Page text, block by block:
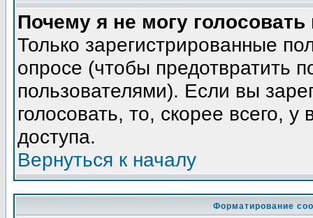
Почему я не могу голосовать
Только зарегистрированные
опросе (чтобы предотвратить
пользователями). Если вы
голосовать, то, скорее всего,
доступа.
Вернуться к началу
Форматирование